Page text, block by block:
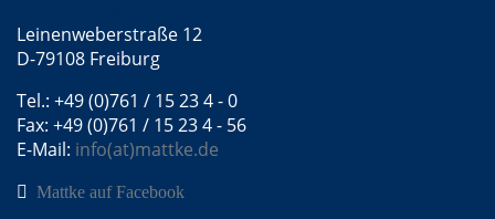
Leinenweberstraße 12
D-79108 Freiburg
Tel.: +49 (0)761 / 15 23 4 - 0
Fax: +49 (0)761 / 15 23 4 - 56
E-Mail: info(at)mattke.de
Mattke auf Facebook